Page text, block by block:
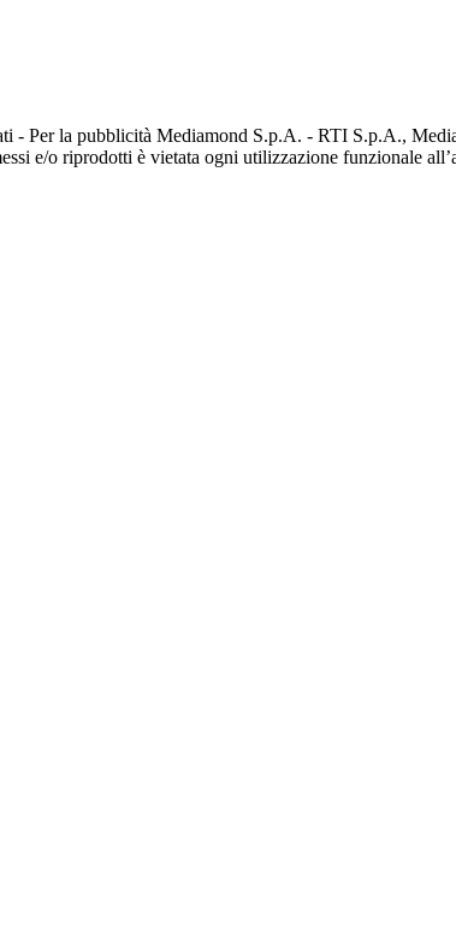
Per la pubblicità Mediamond S.p.A. - RTI S.p.A.,
e/o riprodotti è vietata ogni utilizzazione funzionale